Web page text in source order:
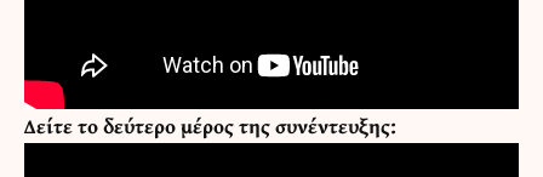
Δείτε το δεύτερο μέρος της συνέντευξης: